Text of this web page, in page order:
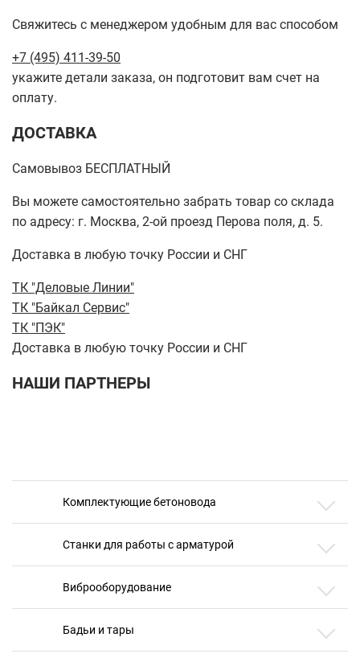
Свяжитесь с менеджером удобным для вас способом
+7 (495) 411-39-50
укажите детали заказа, он подготовит вам счет на
оплату.
ДОСТАВКА
Самовывоз БЕСПЛАТНЫЙ
Вы можете самостоятельно забрать товар со склада
по адресу: г. Москва, 2-ой проезд Перова поля, д. 5.
Доставка в любую точку России и СНГ
ТК "Деловые Линии"
ТК "Байкал Сервис"
ТК "ПЭК"
Доставка в любую точку России и СНГ
НАШИ ПАРТНЕРЫ
Комплектующие бетоновода
Станки для работы с арматурой
Виброоборудование
Бадьи и тары